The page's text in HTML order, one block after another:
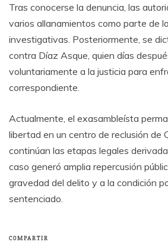
Tras conocerse la denuncia, las
varios allanamientos como parte de
investigativas. Posteriormente, se
contra Díaz Asque, quien días
voluntariamente a la justicia para
correspondiente.
Actualmente, el exasambleísta
libertad en un centro de reclusión de
continúan las etapas legales
caso generó amplia repercusión
gravedad del delito y a la condición
sentenciado.
COMPARTIR